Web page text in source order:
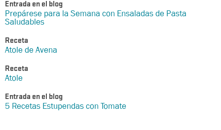
Entrada en el blog
Prepárese para la Semana con Ensaladas de Pasta
Saludables
Receta
Atole de Avena
Receta
Atole
Entrada en el blog
5 Recetas Estupendas con Tomate